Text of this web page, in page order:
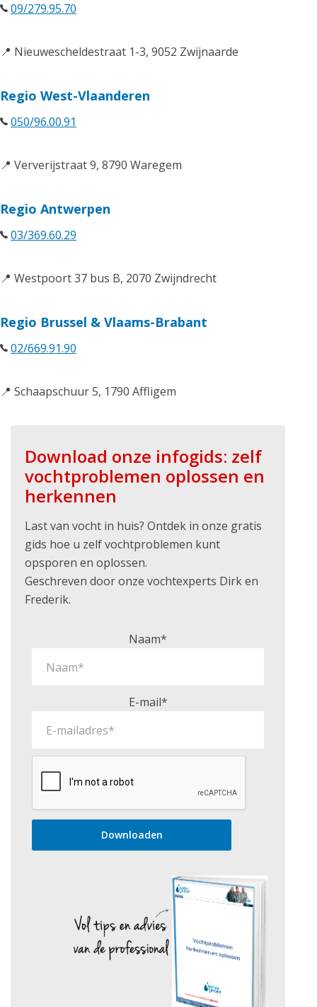
09/279.95.70
📍 Nieuwescheldestraat 1-3, 9052 Zwijnaarde
Regio West-Vlaanderen
050/96.00.91
📍 Ververijstraat 9, 8790 Waregem
Regio Antwerpen
03/369.60.29
📍 Westpoort 37 bus B, 2070 Zwijndrecht
Regio Brussel & Vlaams-Brabant
02/669.91.90
📍 Schaapschuur 5, 1790 Affligem
Download onze infogids: zelf
vochtproblemen oplossen en
herkennen
Last van vocht in huis? Ontdek in onze gratis
gids hoe u zelf vochtproblemen kunt
opsporen en oplossen.
Geschreven door onze vochtexperts Dirk en
Frederik.
Naam*
E-mail*